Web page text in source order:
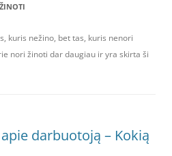
kuris nežino, bet tas, kuris nenori
nori žinoti dar daugiau ir yra skirta ši
darbuotoją – Kokią